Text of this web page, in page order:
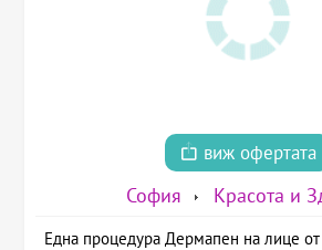
виж офертата
София Красота и
Една процедура Дермапен на лице